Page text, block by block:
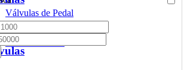
Válvulas de Pedal
Válvulas de Pie